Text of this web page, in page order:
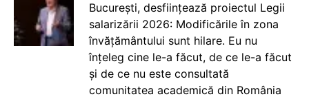
București, desființează proiectul Legii
salarizării 2026: Modificările în zona
învățământului sunt hilare. Eu nu
înțeleg cine le-a făcut, de ce le-a făcut
și de ce nu este consultată
comunitatea academică din România